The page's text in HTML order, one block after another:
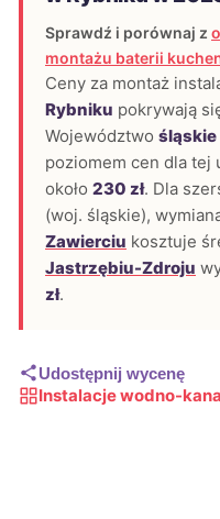
Sprawdź i porównaj z
montażu baterii
Ceny za montaż
Rybniku pokrywają
Województwo śląskie
poziomem cen dla tej
około 230 zł. Dla
(woj. śląskie),
Zawierciu kosztuje
Jastrzębiu-Zdroju
zł.
Udostępnij wycenę
Instalacje wodno-